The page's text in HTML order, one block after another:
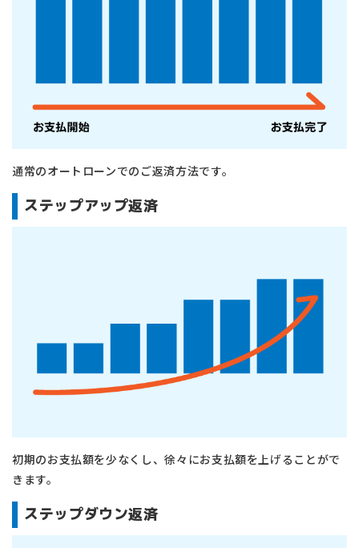
通常のオートローンでのご返済方法です。
ステップアップ返済
初期のお支払額を少なくし、徐々にお支払額を上げることがで
きます。
ステップダウン返済